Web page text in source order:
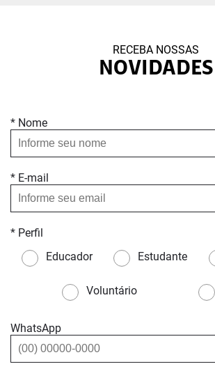
RECEBA NOSSAS
NOVIDADES
* Nome
* E-mail
* Perfil
Educador
Estudante
Voluntário
WhatsApp